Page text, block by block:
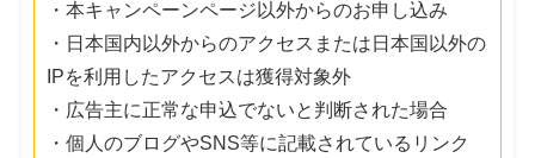
・本キャンペーンページ以外からのお申し込み
・日本国内以外からのアクセスまたは日本国以外の
IPを利用したアクセスは獲得対象外
・広告主に正常な申込でないと判断された場合
・個人のブログやSNS等に記載されているリンク